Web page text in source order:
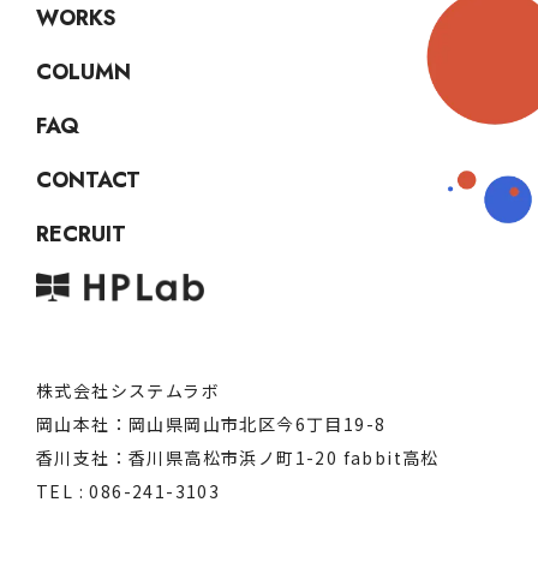
株式会社システムラボ
岡山本社：岡山県岡山市北区今6丁目19-8
香川支社：香川県高松市浜ノ町1-20 fabbit高松
TEL : 086-241-3103
WORKS
COLUMN
FAQ
CONTACT
RECRUIT